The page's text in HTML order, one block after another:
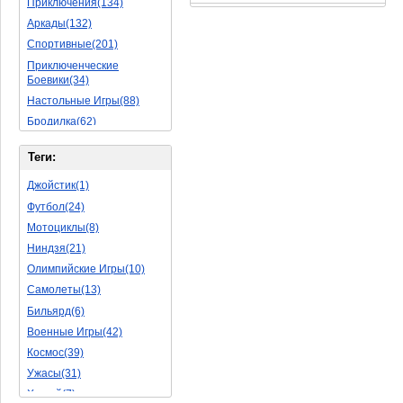
Приключения(134)
Аркады(132)
Спортивные(201)
Приключенческие
Боевики(34)
Настольные Игры(88)
Бродилка(62)
Стратегии(77)
Боевые RPG(50)
Симуляторы(31)
Леталки(24)
Симуляторы Жизни(76)
Уникальный(29)
Логические Игры(35)
Азартные(45)
Ролевые Игры(176)
Боевик(10)
Головоломка(11)
Rpg(14)
Пошаговые Игры(22)
Теги:
Джойстик(1)
Футбол(24)
Мотоциклы(8)
Ниндзя(21)
Олимпийские Игры(10)
Самолеты(13)
Бильярд(6)
Военные Игры(42)
Космос(39)
Ужасы(31)
Хоккей(7)